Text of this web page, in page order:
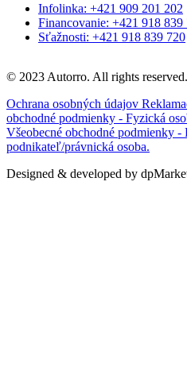
Infolinka: +421 909 201 202
Financovanie: +421 918 839
Sťažnosti: +421 918 839 720
© 2023 Autorro. All rights reserved.
Ochrana osobných údajov
obchodné podmienky - Fyzická
Všeobecné obchodné podmienky -
podnikateľ/právnická osoba.
Designed & developed by